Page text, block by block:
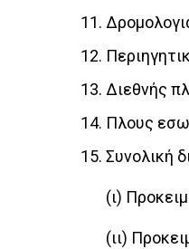
Διεθνής
Πλους
Συνολική
(ι)
(ιι)